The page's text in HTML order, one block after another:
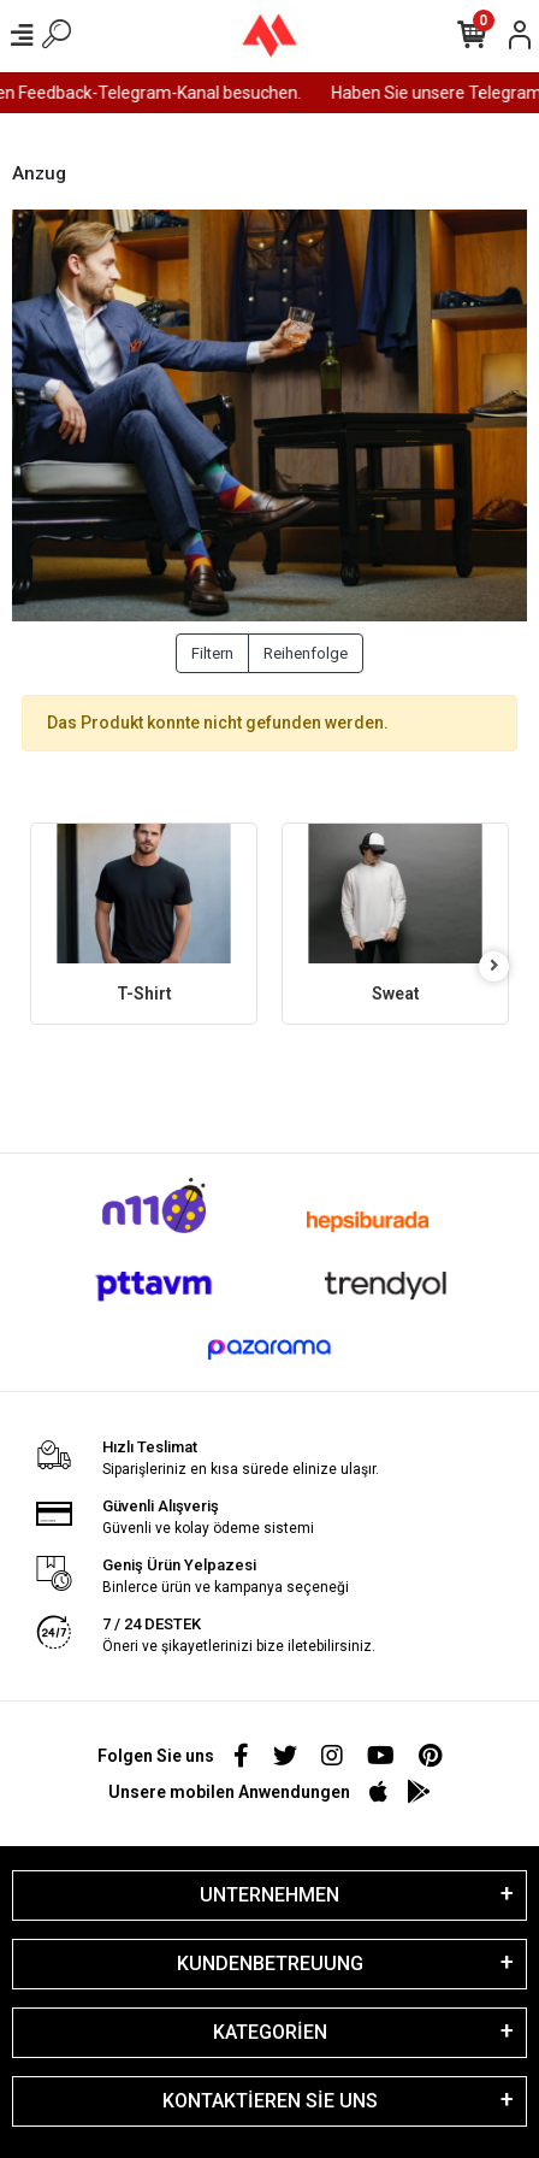
Feedback-Telegram-Kanal besuchen. Haben Sie unsere
0
Anzug
Filtern Reihenfolge
Das Produkt konnte nicht gefunden werden.
T-Shirt Sweat
Hızlı Teslimat
Siparişleriniz en kısa sürede elinize ulaşır.
Güvenli Alışveriş
Güvenli ve kolay ödeme sistemi
Geniş Ürün Yelpazesi
Binlerce ürün ve kampanya seçeneği
7 / 24 DESTEK
Öneri ve şikayetlerinizi bize iletebilirsiniz.
Folgen Sie uns
Unsere mobilen Anwendungen
UNTERNEHMEN
KUNDENBETREUUNG
KATEGORİEN
KONTAKTİEREN SİE UNS